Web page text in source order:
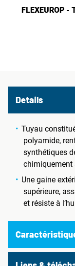
FLEXEUROP
Details
Tuyau
polyamide,
synthétiques
chimiquement
Une gaine
supérieure,
et résiste à